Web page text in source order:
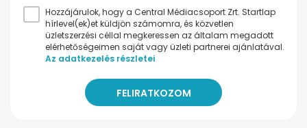
Hozzájárulok, hogy a Central Médiacsoport Zrt. Startlap
hírlevel(ek)et küldjön számomra, és közvetlen
üzletszerzési céllal megkeressen az általam megadott
elérhetőségeimen saját vagy üzleti partnerei ajánlatával.
Az adatkezelés részletei